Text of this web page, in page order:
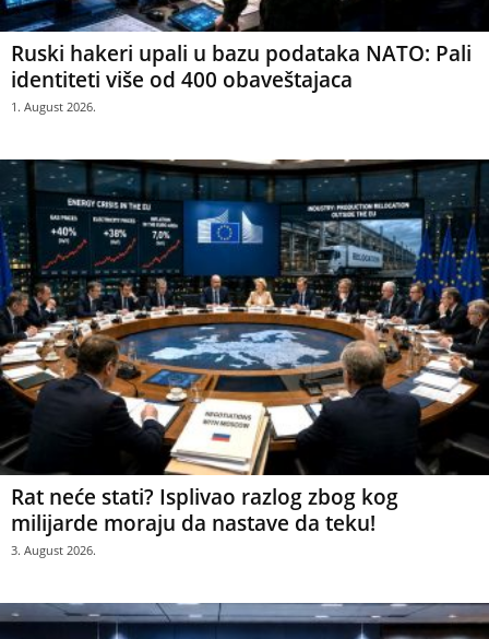
Ruski hakeri upali u bazu podataka NATO: Pali
identiteti više od 400 obaveštajaca
1. August 2026.
Rat neće stati? Isplivao razlog zbog kog
milijarde moraju da nastave da teku!
3. August 2026.